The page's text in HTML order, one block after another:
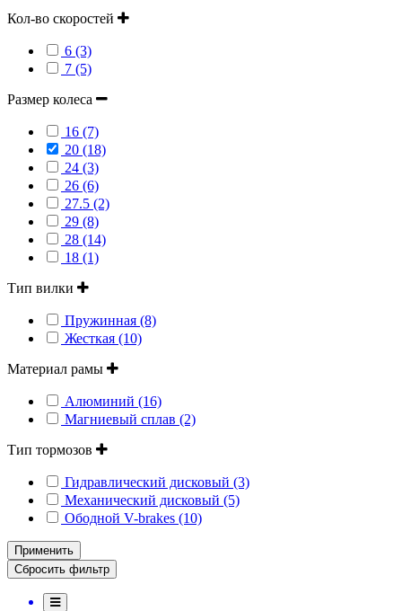
Кол-во скоростей
6 (3)
7 (5)
Размер колеса
16 (7)
20 (18)
24 (3)
26 (6)
27.5 (2)
29 (8)
28 (14)
18 (1)
Тип вилки
Пружинная (8)
Жесткая (10)
Материал рамы
Алюминий (16)
Магниевый сплав (2)
Тип тормозов
Гидравлический дисковый (3)
Механический дисковый (5)
Ободной V-brakes (10)
Применить